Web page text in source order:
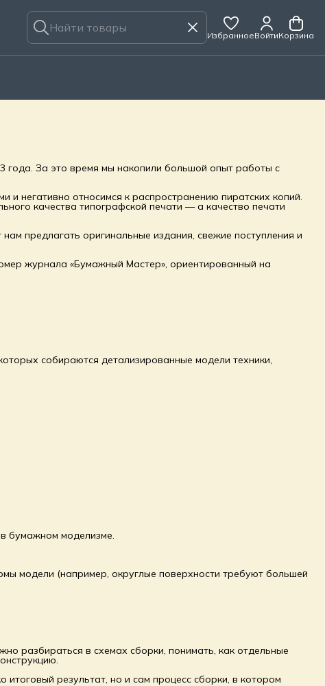
ИзбранноеВойтиКорзина
года. За это время мы накопили большой опыт работы с
и негативно относимся к распространению пиратских копий.
качества типографской печати — а качество печати
предлагать оригинальные издания, свежие поступления и
журнала «Бумажный Мастер», ориентированный на
собираются детализированные модели техники,
бумажном моделизме.
модели (например, округлые поверхности требуют большей
разбираться в схемах сборки, понимать, как отдельные
результат, но и сам процесс сборки, в котором